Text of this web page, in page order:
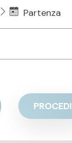
Partenza
PROCEDI